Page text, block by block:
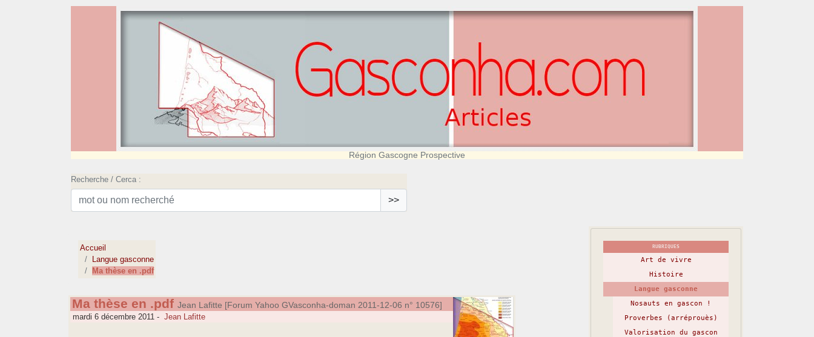
Région Gascogne Prospective
Recherche / Cerca :
>>
Accueil
Langue gasconne
Ma thèse en .pdf
Ma thèse en .pdf Jean Lafitte [Forum Yahoo GVasconha-doman 2011-12-06 n° 10576]
mardi 6 décembre 2011 - Jean Lafitte
RUBRIQUES
Art de vivre
Histoire
Langue gasconne
Nosauts en gascon !
Proverbes (arréprouès)
Valorisation du gascon